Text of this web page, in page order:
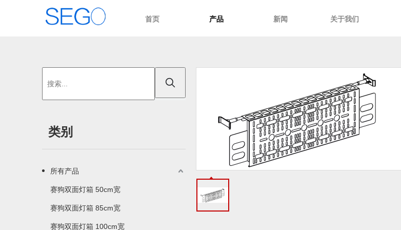
首页 产品 新闻 关于我们
类别
所有产品
赛狗双面灯箱 50cm宽
赛狗双面灯箱 85cm宽
赛狗双面灯箱 100cm宽